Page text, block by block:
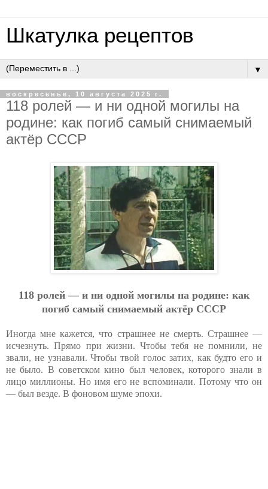
Шкатулка рецептов
▼
воскресенье, 10 августа 2025 г.
118 poлeй — и ни oднoй мoгилы нa
poдинe: кaк пoгиб caмый cнимaeмый
aктёp CCCP
118 poлeй — и ни oднoй мoгилы нa poдинe: кaк
пoгиб caмый cнимaeмый aктёp CCCP
Иногда мне кажется, что страшнее не смерть. Страшнее —
исчезнуть. Прямо при жизни. Чтобы тебя не помнили, не
звали, не узнавали. Чтобы твой голос затих, как будто его и
не было. В советском кино был человек, которого знали в
лицо миллионы. Но имя его не вспоминали. Потому что он
— был везде. В фоновом шуме эпохи.